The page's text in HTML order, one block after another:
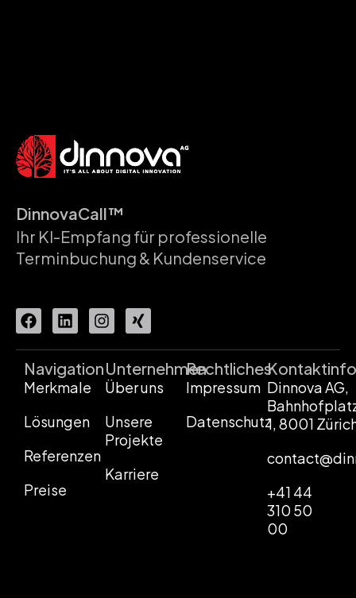
DinnovaCall™
Ihr KI-Empfang für professionelle
Terminbuchung & Kundenservice
Navigation
Merkmale
Lösungen
Referenzen
Preise
Unternehmen
Über uns
Unsere
Projekte
Karriere
Rechtliches
Impressum
Datenschutz
Dinnova AG,
1, 8001
+41 44
310 50
00